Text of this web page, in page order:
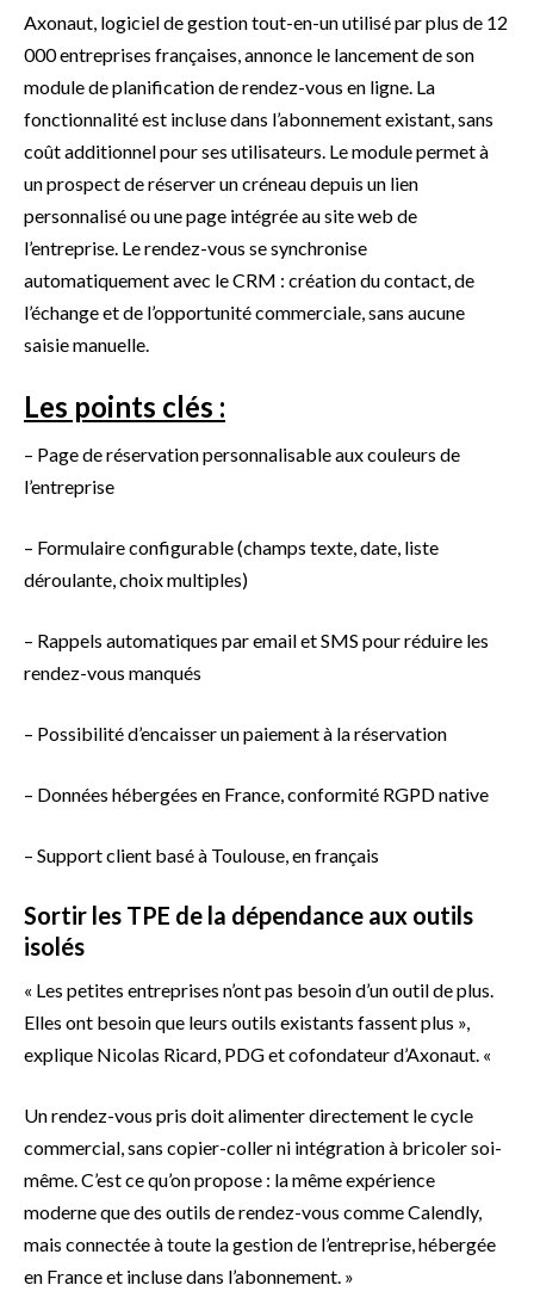
Axonaut, logiciel de gestion tout-en-un utilisé par plus de 12
000 entreprises françaises, annonce le lancement de son
module de planification de rendez-vous en ligne. La
fonctionnalité est incluse dans l’abonnement existant, sans
coût additionnel pour ses utilisateurs. Le module permet à
un prospect de réserver un créneau depuis un lien
personnalisé ou une page intégrée au site web de
l’entreprise. Le rendez-vous se synchronise
automatiquement avec le CRM : création du contact, de
l’échange et de l’opportunité commerciale, sans aucune
saisie manuelle.
Les points clés :
– Page de réservation personnalisable aux couleurs de
l’entreprise
– Formulaire configurable (champs texte, date, liste
déroulante, choix multiples)
– Rappels automatiques par email et SMS pour réduire les
rendez-vous manqués
– Possibilité d’encaisser un paiement à la réservation
– Données hébergées en France, conformité RGPD native
– Support client basé à Toulouse, en français
Sortir les TPE de la dépendance aux outils
isolés
« Les petites entreprises n’ont pas besoin d’un outil de plus.
Elles ont besoin que leurs outils existants fassent plus »,
explique Nicolas Ricard, PDG et cofondateur d’Axonaut. «
Un rendez-vous pris doit alimenter directement le cycle
commercial, sans copier-coller ni intégration à bricoler soi-
même. C’est ce qu’on propose : la même expérience
moderne que des outils de rendez-vous comme Calendly,
mais connectée à toute la gestion de l’entreprise, hébergée
en France et incluse dans l’abonnement. »